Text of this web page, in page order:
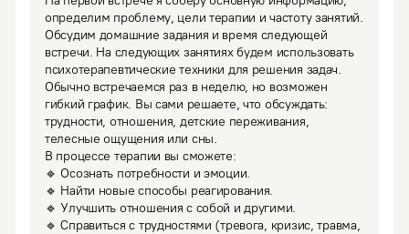
определим проблему, цели терапии и частоту занятий.
Обсудим домашние задания и время следующей
встречи. На следующих занятиях будем использовать
психотерапевтические техники для решения задач.
Обычно встречаемся раз в неделю, но возможен
гибкий график. Вы сами решаете, что обсуждать:
трудности, отношения, детские переживания,
телесные ощущения или сны.
В процессе терапии вы сможете:
🔹 Осознать потребности и эмоции.
🔹 Найти новые способы реагирования.
🔹 Улучшить отношения с собой и другими.
🔹 Справиться с трудностями (тревога, кризис, травма,